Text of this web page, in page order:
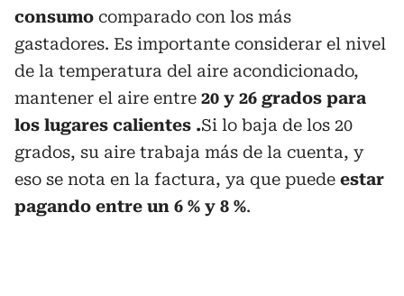
consumo comparado con los más
gastadores. Es importante considerar el nivel
de la temperatura del aire acondicionado,
mantener el aire entre 20 y 26 grados para
los lugares calientes .Si lo baja de los 20
grados, su aire trabaja más de la cuenta, y
eso se nota en la factura, ya que puede estar
pagando entre un 6 % y 8 %.